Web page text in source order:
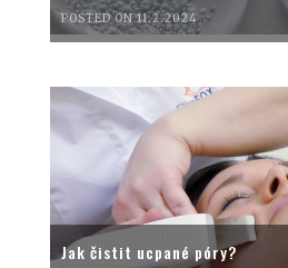
POSTED ON 11.2.2024
Jak čistit ucpané póry?